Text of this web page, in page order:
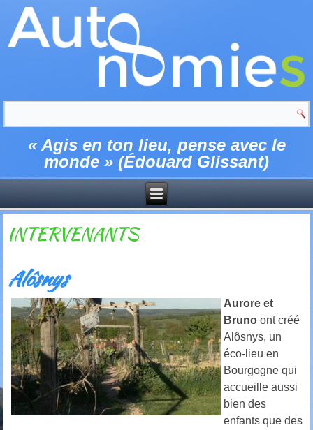
« Agis en ton lieu, pense avec le
monde » (Édouard Glissant)
INTERVENANTS
Alôsnys
Aurore et
Brunoont créé
Alôsnys, un
éco-lieu en
Bourgogne qui
accueille aussi
bien des
enfants que des